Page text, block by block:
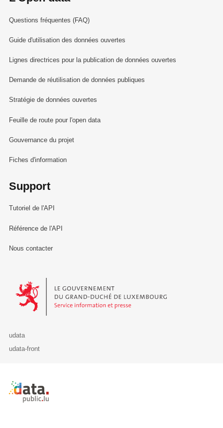
Questions fréquentes (FAQ)
Guide d'utilisation des données ouvertes
Lignes directrices pour la publication de données ouvertes
Demande de réutilisation de données publiques
Stratégie de données ouvertes
Feuille de route pour l'open data
Gouvernance du projet
Fiches d'information
Support
Tutoriel de l'API
Référence de l'API
Nous contacter
Le Gouvernement du Grand-Duché de Luxembourg - Service
udata
udata-front
Retour à l'accueil de data.public.lu